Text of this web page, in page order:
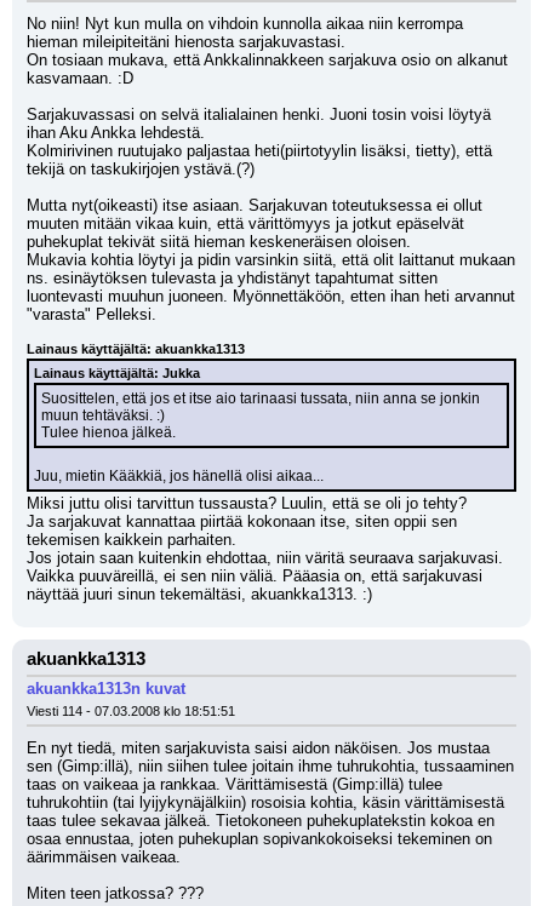
No niin! Nyt kun mulla on vihdoin kunnolla aikaa niin kerrompa
hieman mileipiteitäni hienosta sarjakuvastasi.
On tosiaan mukava, että Ankkalinnakkeen sarjakuva osio on alkanut
kasvamaan. :D
Sarjakuvassasi on selvä italialainen henki. Juoni tosin voisi löytyä
ihan Aku Ankka lehdestä.
Kolmirivinen ruutujako paljastaa heti(piirtotyylin lisäksi, tietty), että
tekijä on taskukirjojen ystävä.(?)
Mutta nyt(oikeasti) itse asiaan. Sarjakuvan toteutuksessa ei ollut
muuten mitään vikaa kuin, että värittömyys ja jotkut epäselvät
puhekuplat tekivät siitä hieman keskeneräisen oloisen.
Mukavia kohtia löytyi ja pidin varsinkin siitä, että olit laittanut mukaan
ns. esinäytöksen tulevasta ja yhdistänyt tapahtumat sitten
luontevasti muuhun juoneen. Myönnettäköön, etten ihan heti arvannut
"varasta" Pelleksi.
Lainaus käyttäjältä: akuankka1313
Lainaus käyttäjältä: Jukka
Suosittelen, että jos et itse aio tarinaasi tussata, niin anna se jonkin
muun tehtäväksi. :)
Tulee hienoa jälkeä.
Juu, mietin Kääkkiä, jos hänellä olisi aikaa...
Miksi juttu olisi tarvittun tussausta? Luulin, että se oli jo tehty?
Ja sarjakuvat kannattaa piirtää kokonaan itse, siten oppii sen
tekemisen kaikkein parhaiten.
Jos jotain saan kuitenkin ehdottaa, niin väritä seuraava sarjakuvasi.
Vaikka puuväreillä, ei sen niin väliä. Pääasia on, että sarjakuvasi
näyttää juuri sinun tekemältäsi, akuankka1313. :)
akuankka1313
akuankka1313n kuvat
Viesti 114 - 07.03.2008 klo 18:51:51
En nyt tiedä, miten sarjakuvista saisi aidon näköisen. Jos mustaa
sen (Gimp:illä), niin siihen tulee joitain ihme tuhrukohtia, tussaaminen
taas on vaikeaa ja rankkaa. Värittämisestä (Gimp:illä) tulee
tuhrukohtiin (tai lyijykynäjälkiin) rosoisia kohtia, käsin värittämisestä
taas tulee sekavaa jälkeä. Tietokoneen puhekuplatekstin kokoa en
osaa ennustaa, joten puhekuplan sopivankokoiseksi tekeminen on
äärimmäisen vaikeaa.
Miten teen jatkossa? ???